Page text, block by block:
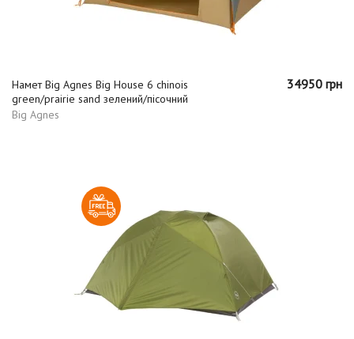
Намет Big Agnes Big House 6 chinois
green/prairie sand зелений/пісочний
Big Agnes
34950 грн